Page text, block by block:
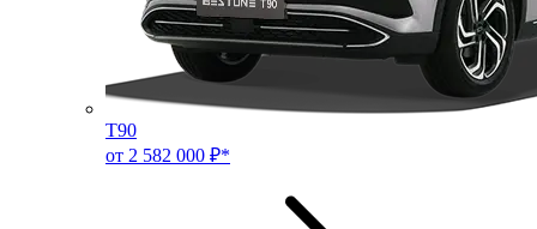
T90
от 2 582 000 ₽*